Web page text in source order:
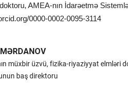
AMEA-nın İdarəetmə
0000-0002-0095-3114
müxbir üzvü, fizika-riyaziyyat elmləri
baş direktoru